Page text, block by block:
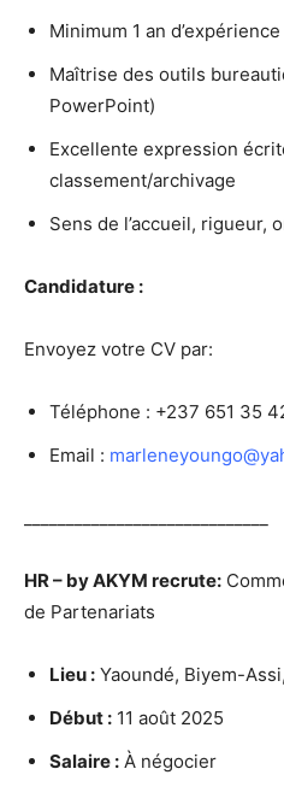
Minimum 1 an
Maîtrise des outils
PowerPoint)
Excellente expression
classement/archivage
Sens de l’accueil, rigueur,
Candidature :
Envoyez votre CV par:
Téléphone : +237 651 35
Email :
HR – by AKYM recrute:
de Partenariats
Lieu : Yaoundé, Biyem-
Début : 11 août 2025
Salaire : À négocier